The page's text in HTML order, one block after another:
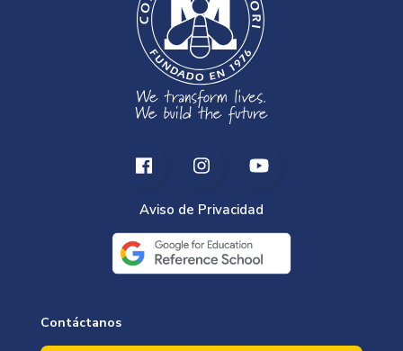
Aviso de Privacidad
Contáctanos